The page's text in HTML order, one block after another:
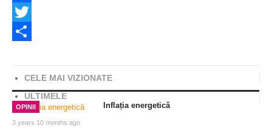
Facebook
Twitter
CELE MAI VIZIONATE
ULTIMELE
OPINII
3 years 10 months ago
Inflația energetică